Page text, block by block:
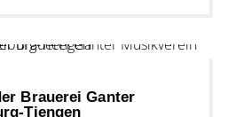
Brauerei Ganter
Tiengen